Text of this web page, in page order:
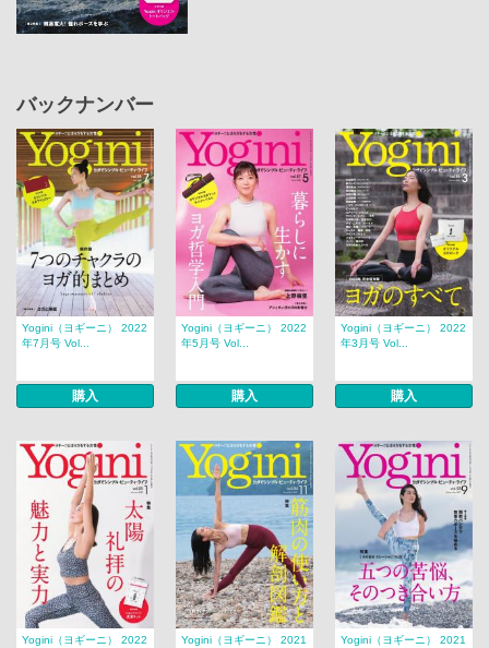
バックナンバー
Yogini（ヨギーニ） 2022
年7月号 Vol...
購入
Yogini（ヨギーニ） 2022
年5月号 Vol...
購入
Yogini（ヨギーニ） 2022
年3月号 Vol...
購入
Yogini（ヨギーニ） 2022
Yogini（ヨギーニ） 2021
Yogini（ヨギーニ） 2021